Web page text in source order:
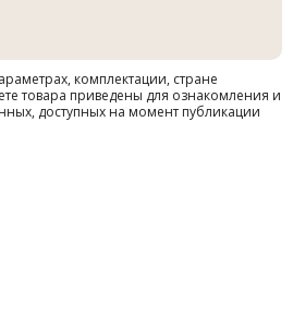
комплектации, стране
товара приведены для ознакомления и
доступных на момент публикации